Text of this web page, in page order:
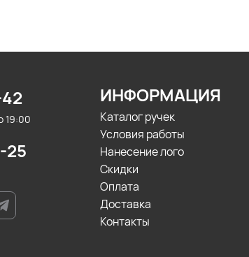
19:00
25
ИНФОРМАЦИЯ
Каталог ручек
Условия работы
Нанесение лого
Скидки
Оплата
Доставка
Контакты